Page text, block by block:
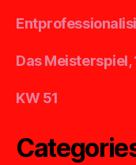
Das Meisterspiel,
KW 51